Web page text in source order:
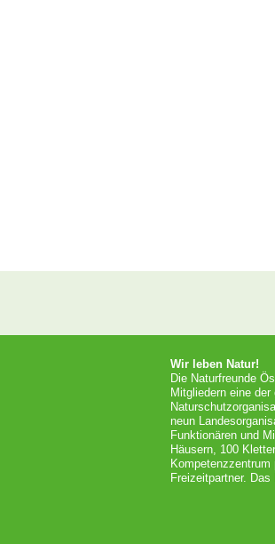
Wir leben Natur!
Die Naturfreunde
Mitgliedern eine
neun
Funktionären und
Häusern, 100
Freizeitpartner.